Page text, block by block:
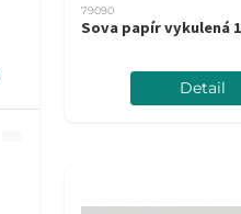
79090
Sova papír vykulená
Detail